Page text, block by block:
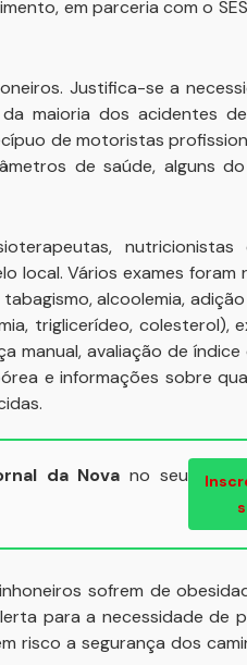
em parceria com o
Justifica-se a
maioria dos acidentes
de motoristas
de saúde, alguns
local. Vários exames foram
alcoolemia,
triglicerídeo, colesterol),
manual, avaliação de índice
e informações sobre
da Nova no seu
sofrem de
para a necessidade de
risco a segurança dos